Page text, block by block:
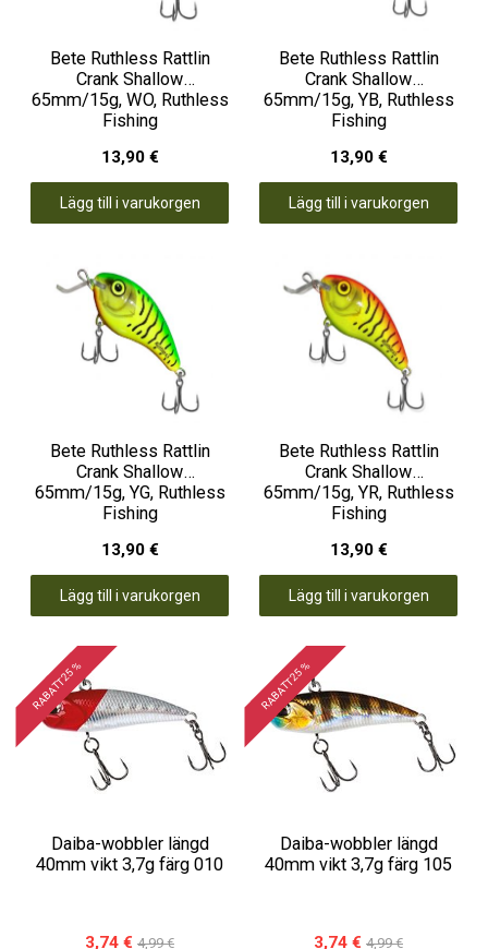
Bete Ruthless Rattlin
Crank Shallow
65mm/15g, WO, Ruthless
Fishing
13,90 €
Lägg till i varukorgen
Bete Ruthless Rattlin
Crank Shallow
65mm/15g, YB, Ruthless
Fishing
13,90 €
Lägg till i varukorgen
Bete Ruthless Rattlin
Crank Shallow
65mm/15g, YG, Ruthless
Fishing
13,90 €
Lägg till i varukorgen
Bete Ruthless Rattlin
Crank Shallow
65mm/15g, YR, Ruthless
Fishing
13,90 €
Lägg till i varukorgen
RABATT 25 %
Daiba-wobbler längd
40mm vikt 3,7g färg 010
3,74 € 4,99 €
RABATT 25 %
Daiba-wobbler längd
40mm vikt 3,7g färg 105
3,74 € 4,99 €